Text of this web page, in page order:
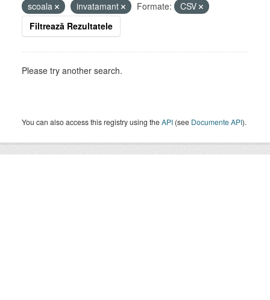
scoala
invatamant Formate:
CSV
Filtrează Rezultatele
Please try another search.
You can also access this registry using theAPI (see Documente API).